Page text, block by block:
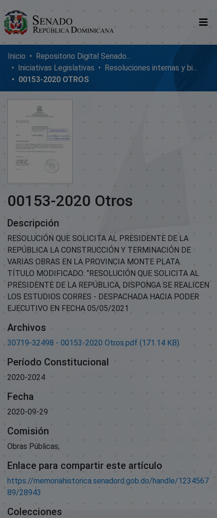
Comunidades
Glosario
Nosotros
Inicio
Repositorio Digital SenadoRD
Iniciativas Legislativas
Resoluciones internas y bicamerales
00153-2020 OTROS
00153-2020 Otros
Descripción
RESOLUCIÓN QUE SOLICITA AL PRESIDENTE DE LA
REPÚBLICA LA CONSTRUCCIÓN Y TERMINACIÓN DE
VARIAS OBRAS EN LA PROVINCIA MONTE PLATA.
TÍTULO MODIFICADO: ‘’RESOLUCIÓN QUE SOLICITA AL
PRESIDENTE DE LA REPÚBLICA, DISPONGA SE REALICEN
LOS ESTUDIOS CORRES - DESPACHADA HACIA PODER
EJECUTIVO EN FECHA 05/05/2021
Archivos
30719-32498 - 00153-2020 Otros.pdf (171.14 KB)
Período Constitucional
2020-2024
Fecha
2020-09-29
Comisión
Obras Públicas;
Enlace para compartir este artículo
https://memoriahistorica.senadord.gob.do/handle/1234567
89/28943
Colecciones